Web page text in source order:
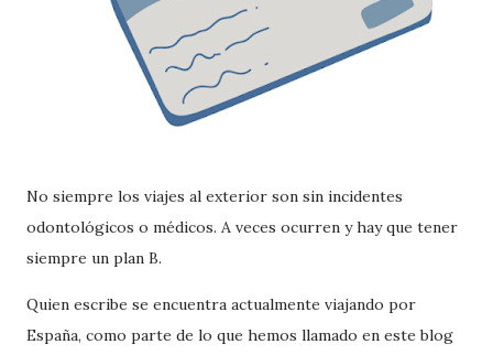
No siempre los viajes al exterior son sin incidentes
odontológicos o médicos. A veces ocurren y hay que tener
siempre un plan B.
Quien escribe se encuentra actualmente viajando por
España, como parte de lo que hemos llamado en este blog